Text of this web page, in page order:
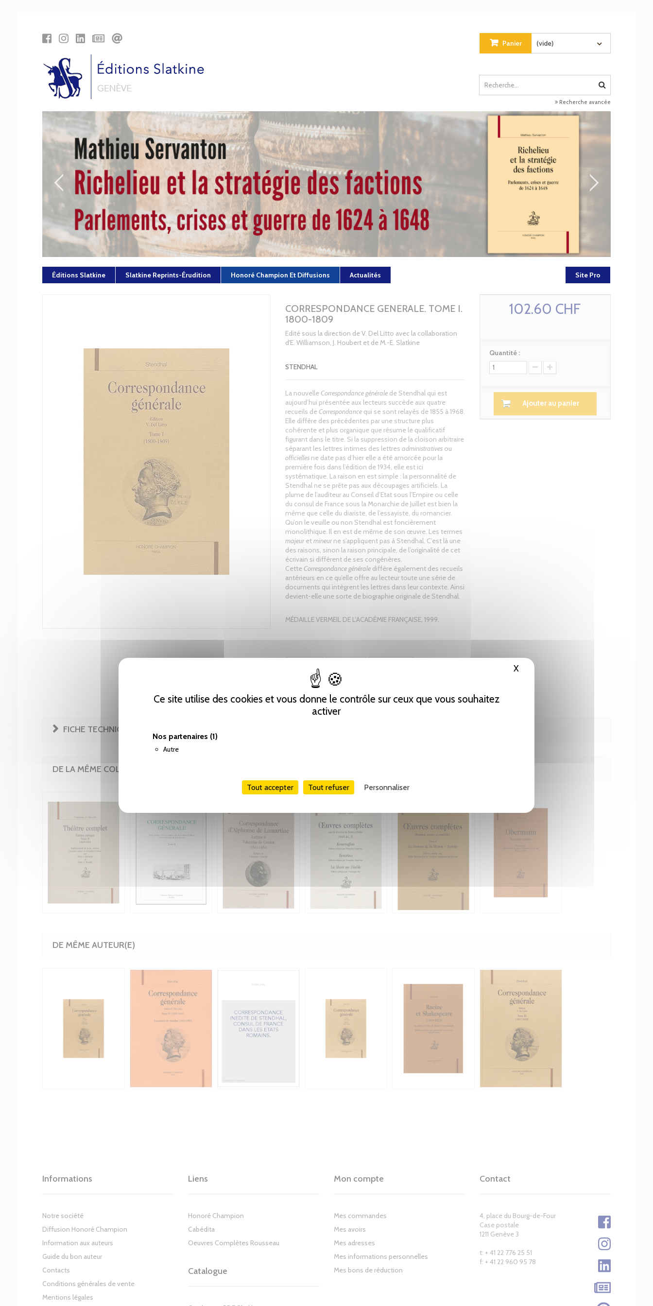
Ce site utilise des cookies et vous donne le contrôle sur ceux que vous souhaitez
activer
Nos partenaires (1)
Autre
Tout accepter Tout refuser Personnaliser
X Masquer le bandeau des cookies
Panier (vide)
Recherche avancée
Éditions Slatkine Slatkine Reprints-Érudition Honoré Champion Et Diffusions Actualités Site Pro
CORRESPONDANCE GENERALE. TOME I.
1800-1809
Edité sous la direction de V. Del Litto avec la collaboration
d'E. Williamson, J. Houbert et de M.-E. Slatkine
STENDHAL
La nouvelle Correspondance générale de Stendhal qui est
aujourd’hui présentée aux lecteurs succède aux quatre
recueils de Correspondance qui se sont relayés de 1855 à 1968.
Elle diffère des précédentes par une structure plus
cohérente et plus organique que résume le qualificatif
figurant dans le titre. Si la suppression de la cloison arbitraire
séparant les lettres intimes des lettres administratives ou
officielles ne date pas d’hier elle a été amorcée pour la
première fois dans l’édition de 1934, elle est ici
systématique. La raison en est simple : la personnalité de
Stendhal ne se prête pas aux découpages artificiels. La
plume de l’auditeur au Conseil d’Etat sous l’Empire ou celle
du consul de France sous la Monarchie de Juillet est bien la
même que celle du diariste, de l’essayiste, du romancier.
Qu’on le veuille ou non Stendhal est foncièrement
monolithique. Il en est de même de son œuvre. Les termes
majeuretmineurne s’appliquent pas à Stendhal. C’est là une
des raisons, sinon la raison principale, de l’originalité de cet
écrivain si différent de ses congénères.
Cette Correspondance générale diffère également des recueils
antérieurs en ce qu’elle offre au lecteur toute une série de
documents qui intègrent les lettres dans leur contexte. Ainsi
devient-elle une sorte de biographie originale de Stendhal.
MÉDAILLE VERMEIL DE L’ACADÉMIE FRANÇAISE, 1999.
102.60 CHF
Quantité :
Ajouter au panier
FICHE TECHNIQUE
DE LA MÊME COLLECTION
DE MÊME AUTEUR(E)
Informations
Notre société
Diffusion Honoré Champion
Information aux auteurs
Guide du bon auteur
Contacts
Conditions générales de vente
Mentions légales
Liens
Honoré Champion
Cabédita
Oeuvres Complètes Rousseau
Catalogue
Mon compte
Mes commandes
Mes avoirs
Mes adresses
Mes informations personnelles
Mes bons de réduction
Contact
4, place du Bourg-de-Four
Case postale
1211 Genève 3
t: + 41 22 776 25 51
f: + 41 22 960 95 78